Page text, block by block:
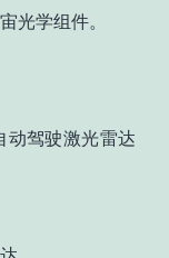
光学组件。
动驾驶激光雷达